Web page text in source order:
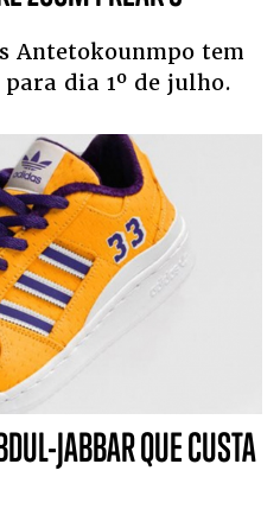
Antetokounmpo tem
dia 1º de julho.
JABBAR QUE CUSTA